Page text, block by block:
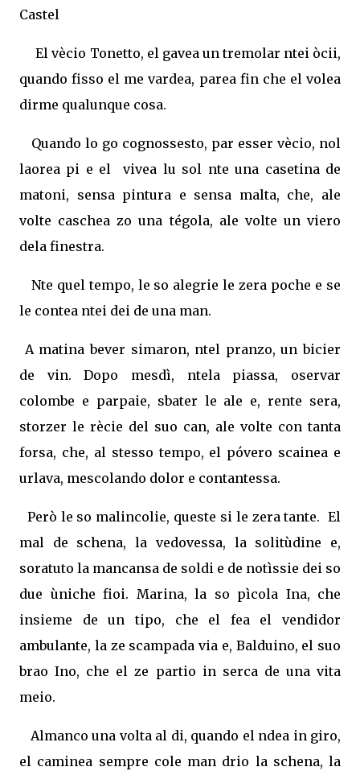
Castel
El vècio Tonetto, el gavea un tremolar ntei òcii,
quando fisso el me vardea, parea fin che el volea
dirme qualunque cosa.
Quando lo go cognossesto, par esser vècio, nol
laorea pi e el vivea lu sol nte una casetina de
matoni, sensa pintura e sensa malta, che, ale
volte caschea zo una tégola, ale volte un viero
dela finestra.
Nte quel tempo, le so alegrie le zera poche e se
le contea ntei dei de una man.
A matina bever simaron, ntel pranzo, un bicier
de vin. Dopo mesdì, ntela piassa, oservar
colombe e parpaie, sbater le ale e, rente sera,
storzer le rècie del suo can, ale volte con tanta
forsa, che, al stesso tempo, el póvero scainea e
urlava, mescolando dolor e contantessa.
Però le so malincolie, queste si le zera tante. El
mal de schena, la vedovessa, la solitùdine e,
soratuto la mancansa de soldi e de notìssie dei so
due ùniche fioi. Marina, la so pìcola Ina, che
insieme de un tipo, che el fea el vendidor
ambulante, la ze scampada via e, Balduino, el suo
brao Ino, che el ze partio in serca de una vita
meio.
Almanco una volta al di, quando el ndea in giro,
el caminea sempre cole man drio la schena, la